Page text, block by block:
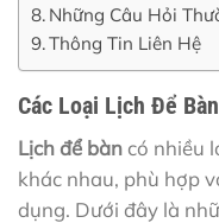
Những Câu Hỏi
Thông Tin Liên Hệ
Các Loại Lịch Để
Lịch để bàn có nhiều
khác nhau, phù hợp
dụng. Dưới đây là